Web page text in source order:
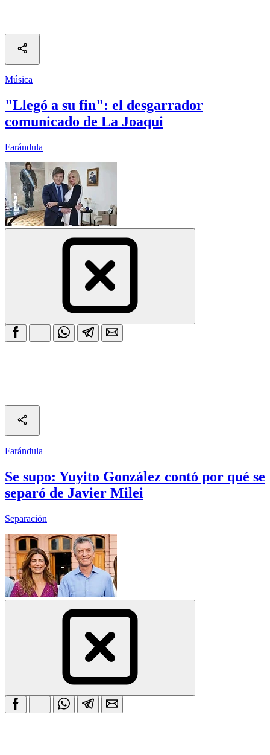
Música
"Llegó a su fin": el desgarrador
comunicado de La Joaqui
Farándula
Farándula
Se supo: Yuyito González contó por qué se
separó de Javier Milei
Separación